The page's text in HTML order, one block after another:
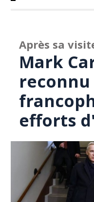
Après sa
Mark
efforts